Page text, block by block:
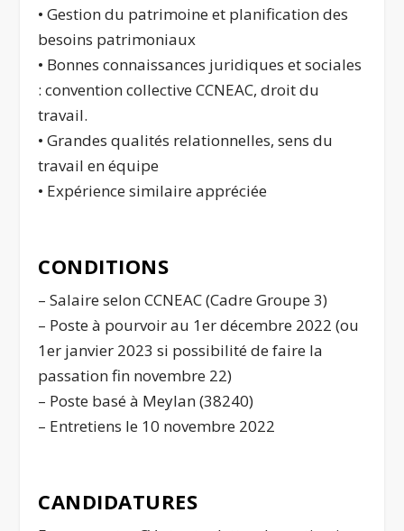
• Gestion du patrimoine et planification des
besoins patrimoniaux
• Bonnes connaissances juridiques et sociales
: convention collective CCNEAC, droit du
travail.
• Grandes qualités relationnelles, sens du
travail en équipe
• Expérience similaire appréciée
CONDITIONS
– Salaire selon CCNEAC (Cadre Groupe 3)
– Poste à pourvoir au 1er décembre 2022 (ou
1er janvier 2023 si possibilité de faire la
passation fin novembre 22)
– Poste basé à Meylan (38240)
– Entretiens le 10 novembre 2022
CANDIDATURES